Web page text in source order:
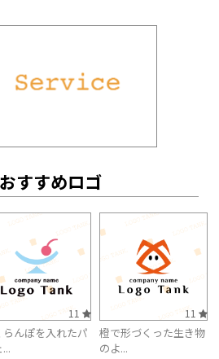
すすめロゴ
11
らんぽを入れたパ
11
橙で形づくった生き物
のよ...